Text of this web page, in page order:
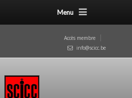
Menu
Accès membre
info@scicc.be